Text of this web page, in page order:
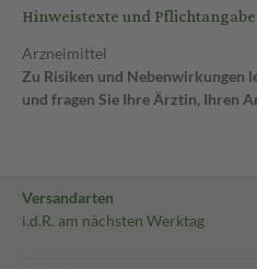
Hinweistexte und
Arzneimittel
Zu Risiken und Nebenwirkungen
und fragen Sie Ihre Ärztin, Ihren
Versandarten
i.d.R. am nächsten Werktag